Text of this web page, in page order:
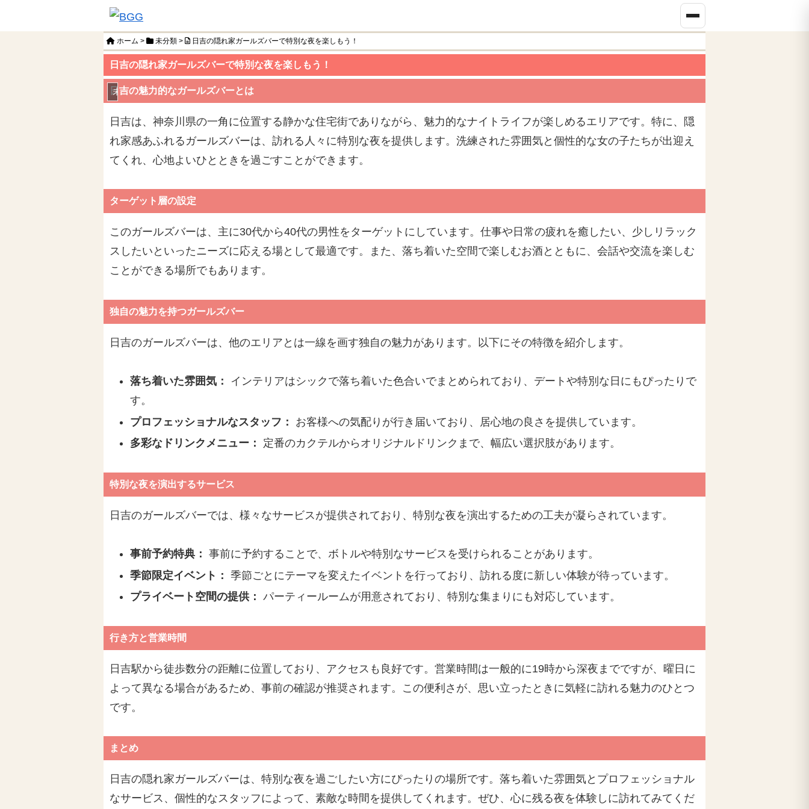
ホーム > 未分類 > 日吉の隠れ家ガールズバーで特別な夜を楽しもう！
日吉の隠れ家ガールズバーで特別な夜を楽しもう！
未分類
日吉の魅力的なガールズバーとは
日吉は、神奈川県の一角に位置する静かな住宅街でありながら、魅力的なナイトライフが楽しめるエリアです。特に、隠
れ家感あふれるガールズバーは、訪れる人々に特別な夜を提供します。洗練された雰囲気と個性的な女の子たちが出迎え
てくれ、心地よいひとときを過ごすことができます。
ターゲット層の設定
このガールズバーは、主に30代から40代の男性をターゲットにしています。仕事や日常の疲れを癒したい、少しリラック
スしたいといったニーズに応える場として最適です。また、落ち着いた空間で楽しむお酒とともに、会話や交流を楽しむ
ことができる場所でもあります。
独自の魅力を持つガールズバー
日吉のガールズバーは、他のエリアとは一線を画す独自の魅力があります。以下にその特徴を紹介します。
落ち着いた雰囲気：
インテリアはシックで落ち着いた色合いでまとめられており、デートや特別な日にもぴったりで
す。
プロフェッショナルなスタッフ：
お客様への気配りが行き届いており、居心地の良さを提供しています。
多彩なドリンクメニュー：
定番のカクテルからオリジナルドリンクまで、幅広い選択肢があります。
特別な夜を演出するサービス
日吉のガールズバーでは、様々なサービスが提供されており、特別な夜を演出するための工夫が凝らされています。
事前予約特典： 事前に予約することで、ボトルや特別なサービスを受けられることがあります。
季節限定イベント： 季節ごとにテーマを変えたイベントを行っており、訪れる度に新しい体験が待っています。
プライベート空間の提供： パーティールームが用意されており、特別な集まりにも対応しています。
行き方と営業時間
日吉駅から徒歩数分の距離に位置しており、アクセスも良好です。営業時間は一般的に19時から深夜までですが、曜日に
よって異なる場合があるため、事前の確認が推奨されます。この便利さが、思い立ったときに気軽に訪れる魅力のひとつ
です。
まとめ
日吉の隠れ家ガールズバーは、特別な夜を過ごしたい方にぴったりの場所です。落ち着いた雰囲気とプロフェッショナル
なサービス、個性的なスタッフによって、素敵な時間を提供してくれます。ぜひ、心に残る夜を体験しに訪れてみてくだ